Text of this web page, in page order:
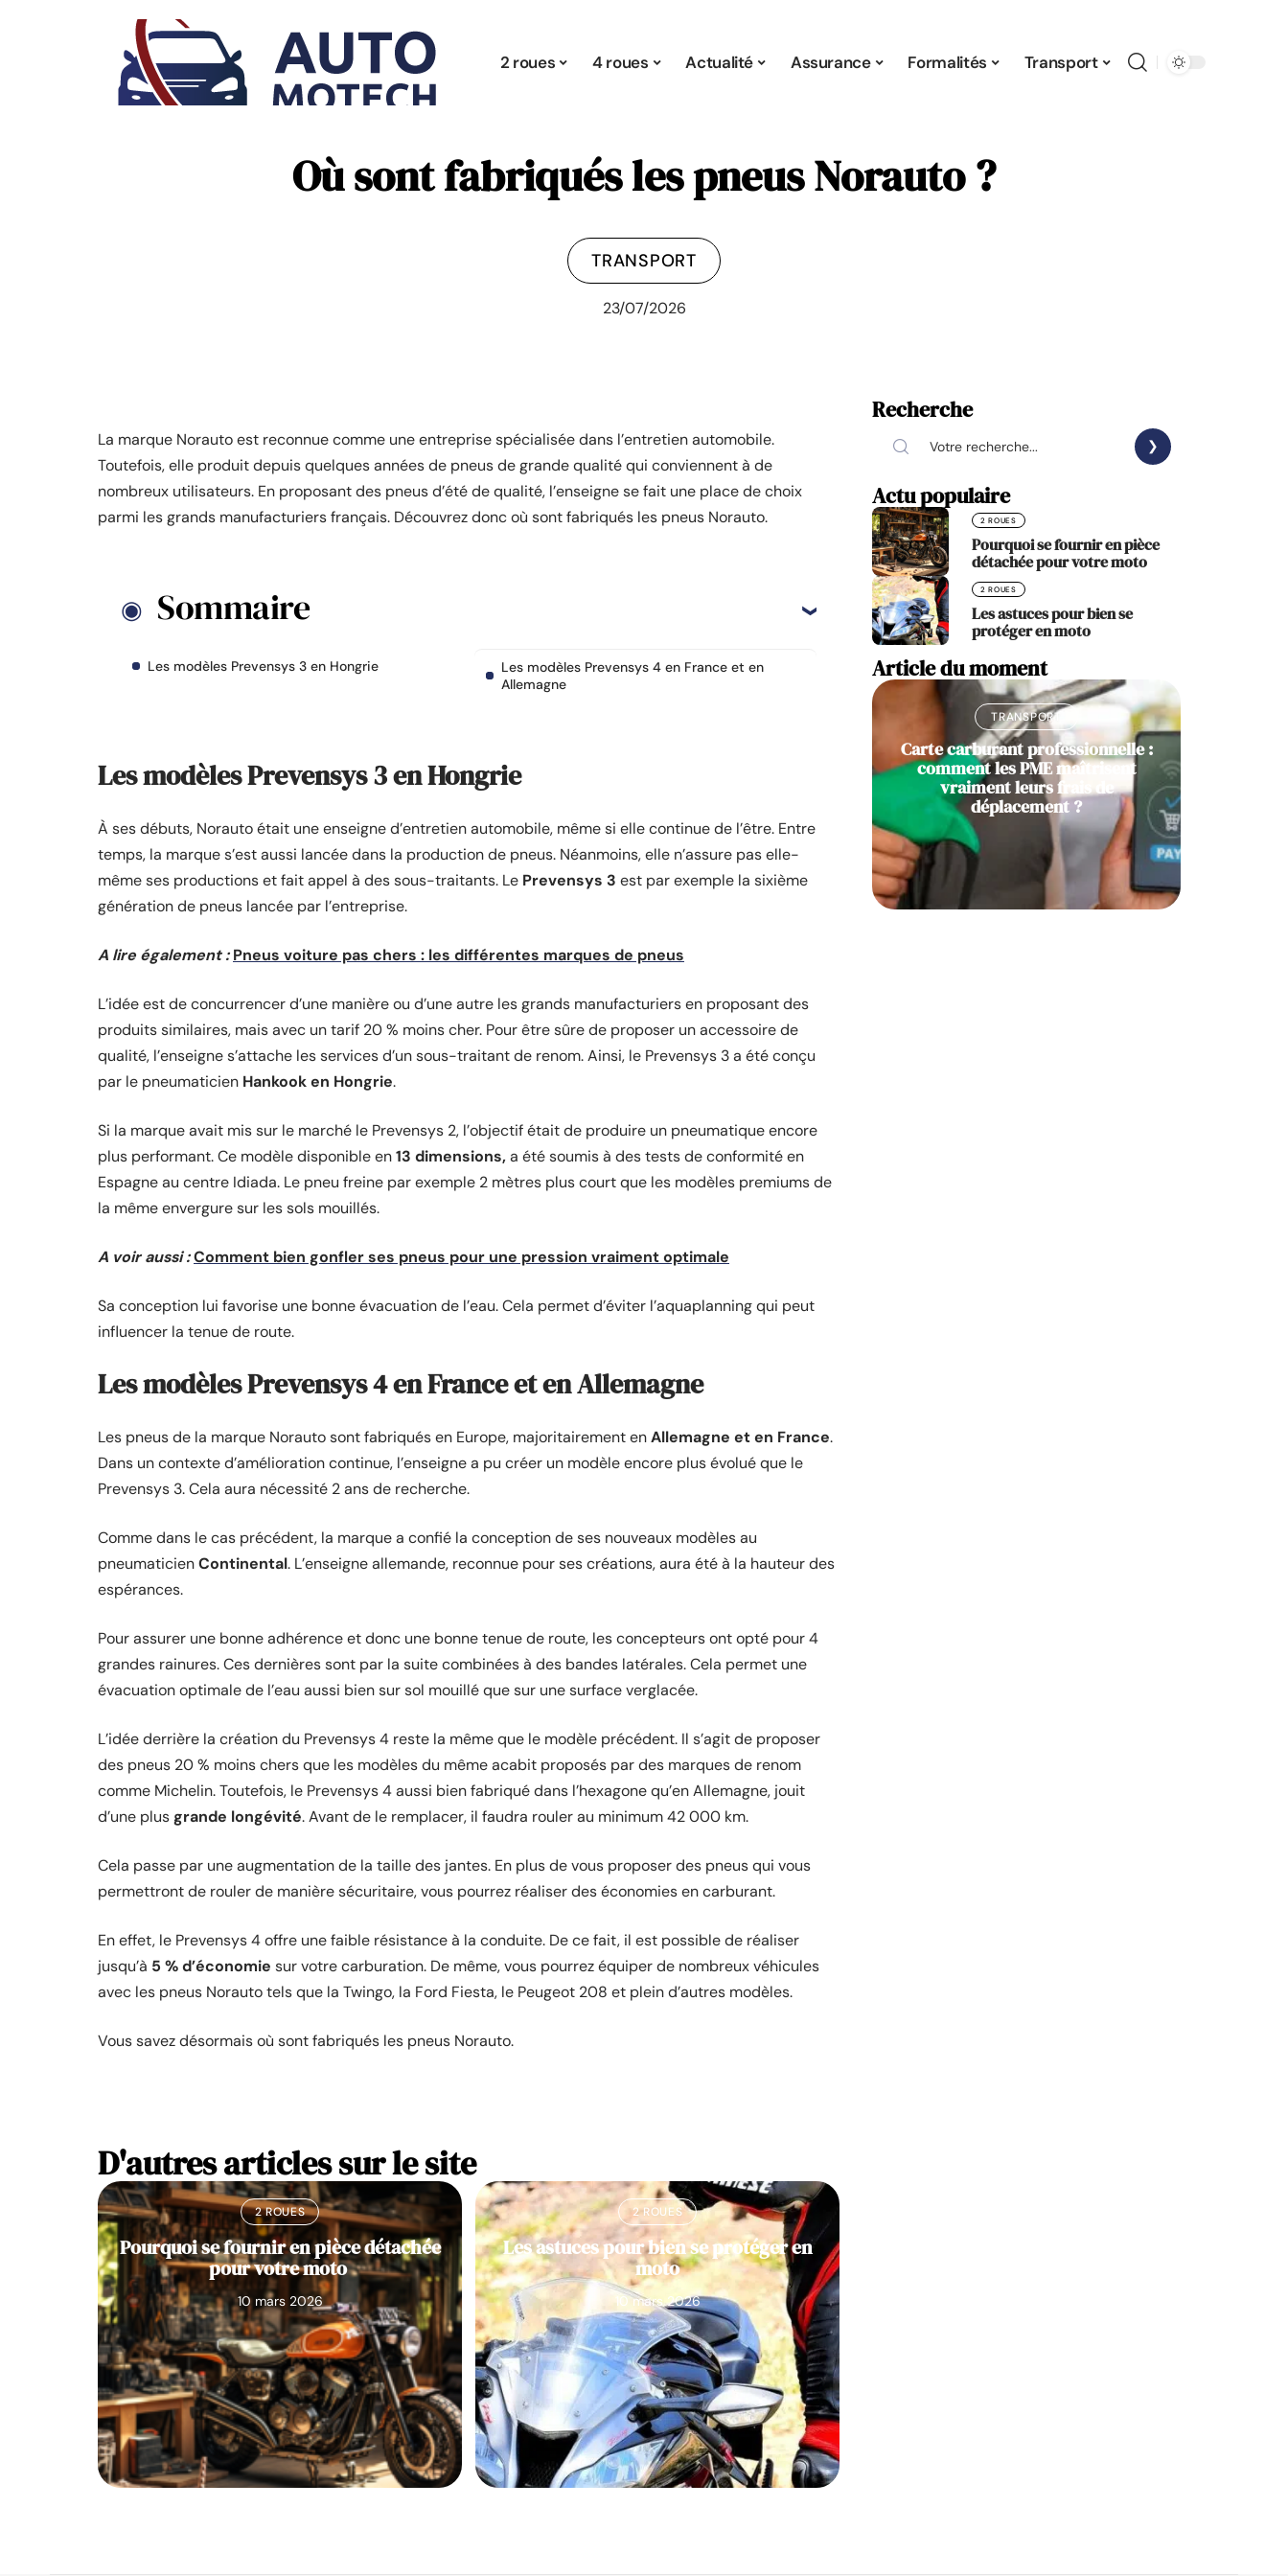
2 roues 4 roues Actualité Assurance Formalités Transport
Où sont fabriqués les pneus Norauto ?
TRANSPORT
23/07/2026
La marque Norauto est reconnue comme une entreprise spécialisée dans l’entretien automobile.
Toutefois, elle produit depuis quelques années de pneus de grande qualité qui conviennent à de
nombreux utilisateurs. En proposant des pneus d’été de qualité, l’enseigne se fait une place de choix
parmi les grands manufacturiers français. Découvrez donc où sont fabriqués les pneus Norauto.
Sommaire
Les modèles Prevensys 3 en Hongrie
Les modèles Prevensys 4 en France et en
Allemagne
Les modèles Prevensys 3 en Hongrie
À ses débuts, Norauto était une enseigne d’entretien automobile, même si elle continue de l’être. Entre
temps, la marque s’est aussi lancée dans la production de pneus. Néanmoins, elle n’assure pas elle-
même ses productions et fait appel à des sous-traitants. Le Prevensys 3 est par exemple la sixième
génération de pneus lancée par l’entreprise.
A lire également : Pneus voiture pas chers : les différentes marques de pneus
L’idée est de concurrencer d’une manière ou d’une autre les grands manufacturiers en proposant des
produits similaires, mais avec un tarif 20 % moins cher. Pour être sûre de proposer un accessoire de
qualité, l’enseigne s’attache les services d’un sous-traitant de renom. Ainsi, le Prevensys 3 a été conçu
par le pneumaticien Hankook en Hongrie.
Si la marque avait mis sur le marché le Prevensys 2, l’objectif était de produire un pneumatique encore
plus performant. Ce modèle disponible en13 dimensions,a été soumis à des tests de conformité en
Espagne au centre Idiada. Le pneu freine par exemple 2 mètres plus court que les modèles premiums de
la même envergure sur les sols mouillés.
A voir aussi :Comment bien gonfler ses pneus pour une pression vraiment optimale
Sa conception lui favorise une bonne évacuation de l’eau. Cela permet d’éviter l’aquaplanning qui peut
influencer la tenue de route.
Les modèles Prevensys 4 en France et en Allemagne
Les pneus de la marque Norauto sont fabriqués en Europe, majoritairement enAllemagne et en France.
Dans un contexte d’amélioration continue, l’enseigne a pu créer un modèle encore plus évolué que le
Prevensys 3. Cela aura nécessité 2 ans de recherche.
Comme dans le cas précédent, la marque a confié la conception de ses nouveaux modèles au
pneumaticienContinental. L’enseigne allemande, reconnue pour ses créations, aura été à la hauteur des
espérances.
Pour assurer une bonne adhérence et donc une bonne tenue de route, les concepteurs ont opté pour 4
grandes rainures. Ces dernières sont par la suite combinées à des bandes latérales. Cela permet une
évacuation optimale de l’eau aussi bien sur sol mouillé que sur une surface verglacée.
L’idée derrière la création du Prevensys 4 reste la même que le modèle précédent. Il s’agit de proposer
des pneus 20 % moins chers que les modèles du même acabit proposés par des marques de renom
comme Michelin. Toutefois, le Prevensys 4 aussi bien fabriqué dans l’hexagone qu’en Allemagne, jouit
d’une plusgrande longévité. Avant de le remplacer, il faudra rouler au minimum 42 000 km.
Cela passe par une augmentation de la taille des jantes. En plus de vous proposer des pneus qui vous
permettront de rouler de manière sécuritaire, vous pourrez réaliser des économies en carburant.
En effet, le Prevensys 4 offre une faible résistance à la conduite. De ce fait, il est possible de réaliser
jusqu’à 5 % d’économie sur votre carburation. De même, vous pourrez équiper de nombreux véhicules
avec les pneus Norauto tels que la Twingo, la Ford Fiesta, le Peugeot 208 et plein d’autres modèles.
Vous savez désormais où sont fabriqués les pneus Norauto.
D'autres articles sur le site
2 ROUES
Pourquoi se fournir en pièce détachée
pour votre moto
10 mars 2026
2 ROUES
Les astuces pour bien se protéger en
moto
10 mars 2026
Recherche
Actu populaire
2 ROUES
Pourquoi se fournir en pièce
détachée pour votre moto
2 ROUES
Les astuces pour bien se
protéger en moto
Article du moment
TRANSPORT
Carte carburant professionnelle :
comment les PME maîtrisent
vraiment leurs frais de
déplacement ?